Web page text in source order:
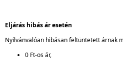
Eljárás hibás ár esetén
Nyilvánvalóan hibásan feltüntetett árnak
0 Ft-os ár,